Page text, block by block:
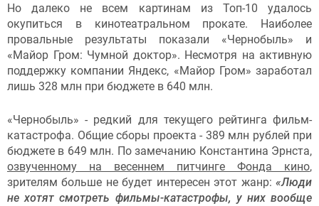
Но далеко не всем картинам из Топ-10 удалось
окупиться в кинотеатральном прокате. Наиболее
провальные результаты показали «Чернобыль» и
«Майор Гром: Чумной доктор». Несмотря на активную
поддержку компании Яндекс, «Майор Гром» заработал
лишь 328 млн при бюджете в 640 млн.
«Чернобыль» - редкий для текущего рейтинга фильм-
катастрофа. Общие сборы проекта - 389 млн рублей при
бюджете в 649 млн. По замечанию Константина Эрнста,
озвученному на весеннем питчинге Фонда кино​,
зрителям больше не будет интересен этот жанр: «Люди
не хотят смотреть фильмы-катастрофы, у них вообще